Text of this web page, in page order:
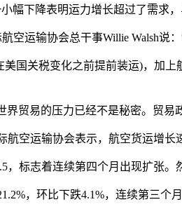
下降表明运力增长超过了需求，
运输协会总干事Willie Walsh说：
关税变化之前提前装运)，加上
贸易的压力已经不是秘密。贸易
运输协会表示，航空货运增长
标志着连续第四个月出现扩张。
，环比下跌4.1%，连续第三个月